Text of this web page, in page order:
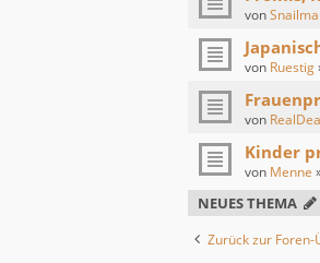
von
von Ruestig
von
Kinder
von Menne
NEUES THEMA
Zurück zur Foren-